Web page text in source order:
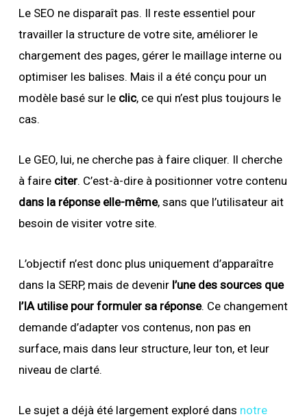
Le SEO ne disparaît pas. Il reste essentiel pour
travailler la structure de votre site, améliorer le
chargement des pages, gérer le maillage interne ou
optimiser les balises. Mais il a été conçu pour un
modèle basé sur le clic, ce qui n’est plus toujours le
cas.
Le GEO, lui, ne cherche pas à faire cliquer. Il cherche
à faire citer. C’est-à-dire à positionner votre contenu
dans la réponse elle-même, sans que l’utilisateur ait
besoin de visiter votre site.
L’objectif n’est donc plus uniquement d’apparaître
dans la SERP, mais de devenir l’une des sources que
l’IA utilise pour formuler sa réponse. Ce changement
demande d’adapter vos contenus, non pas en
surface, mais dans leur structure, leur ton, et leur
niveau de clarté.
​​Le sujet a déjà été largement exploré dans notre